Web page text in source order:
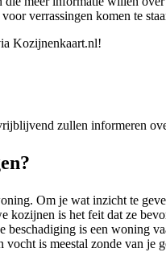
verrassingen komen te
Kozijnenkaart.nl!
zullen informeren
Om je wat inzicht te
is het feit dat ze
is een woning
is meestal zonde van